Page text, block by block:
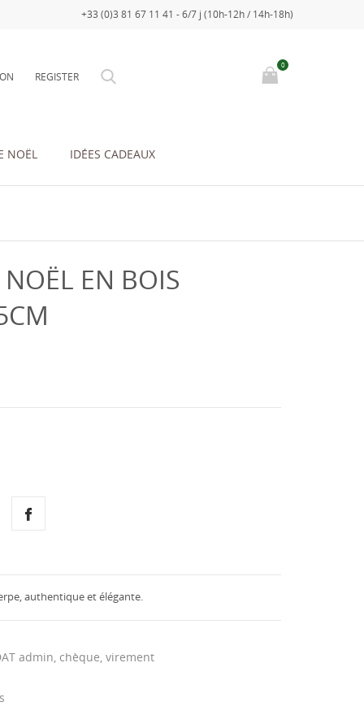
+33 (0)3 81 67 11 41 - 6/7 j (10h-12h / 14h-18h)
REGISTER
0
NOËL IDÉES CADEAUX
EN BOIS
authentique et élégante.
admin, chèque, virement